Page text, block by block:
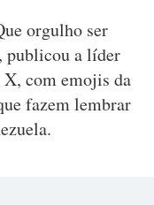
orgulho ser
publicou a líder
X, com emojis da
fazem lembrar